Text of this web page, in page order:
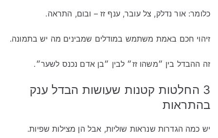
כלומר: אור נדלק, צל עובר, ענף זז – ובום, התראה.
זיהוי חכם באמת משתמש במודלים שמבינים מה יש בתמונה.
זה ההבדל בין ״משהו זז״ לבין ״בן אדם נכנס לשער״.
3 החלטות קטנות שעושות הבדל ענק
בהתראות
יש כמה הגדרות שנראות שוליות, אבל הן מצילות שפיות.